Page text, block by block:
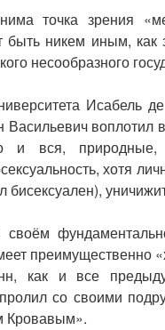
точка зрения
быть никем иным,
несообразного
Исабель
воплотил
и вся,
хотя
бисексуален),
как и все
со своими
Кровавым».